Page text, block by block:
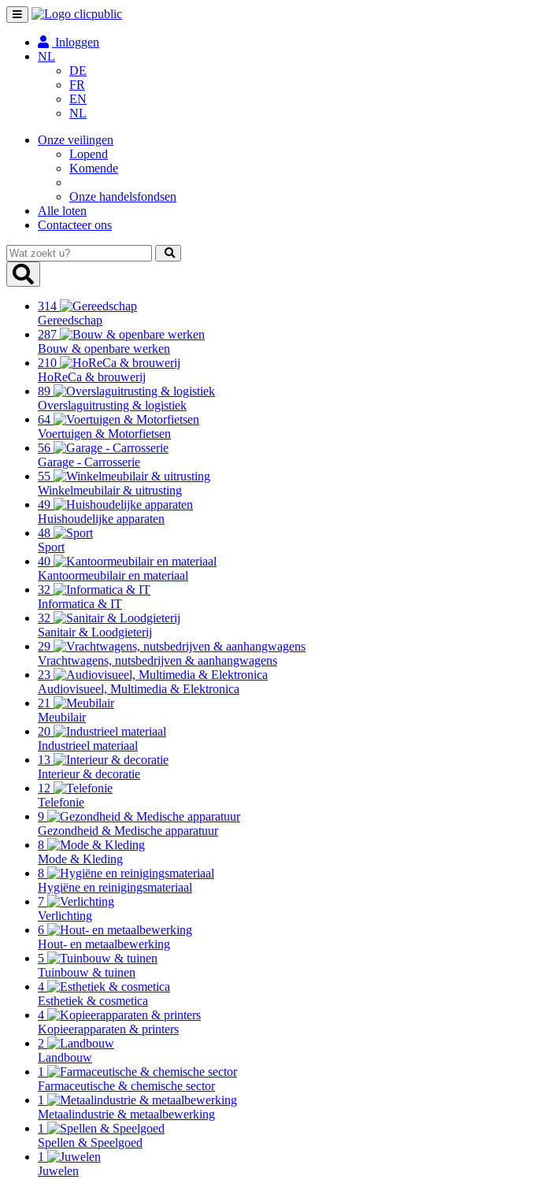
Toggle
navigation
Inloggen
NL
DE
FR
EN
NL
Onze veilingen
Lopend
Komende
Onze handelsfondsen
Alle loten
Contacteer ons
Wat
zoekt
u?
314
Gereedschap
287
Bouw & openbare werken
210
HoReCa & brouwerij
89
Overslaguitrusting & logistiek
64
Voertuigen & Motorfietsen
56
Garage - Carrosserie
55
Winkelmeubilair & uitrusting
49
Huishoudelijke apparaten
48
Sport
40
Kantoormeubilair en materiaal
32
Informatica & IT
32
Sanitair & Loodgieterij
29
Vrachtwagens, nutsbedrijven & aanhangwagens
23
Audiovisueel, Multimedia & Elektronica
21
Meubilair
20
Industrieel materiaal
13
Interieur & decoratie
12
Telefonie
9
Gezondheid & Medische apparatuur
8
Mode & Kleding
8
Hygiëne en reinigingsmateriaal
7
Verlichting
6
Hout- en metaalbewerking
5
Tuinbouw & tuinen
4
Esthetiek & cosmetica
4
Kopieerapparaten & printers
2
Landbouw
1
Farmaceutische & chemische sector
1
Metaalindustrie & metaalbewerking
1
Spellen & Speelgoed
1
Juwelen